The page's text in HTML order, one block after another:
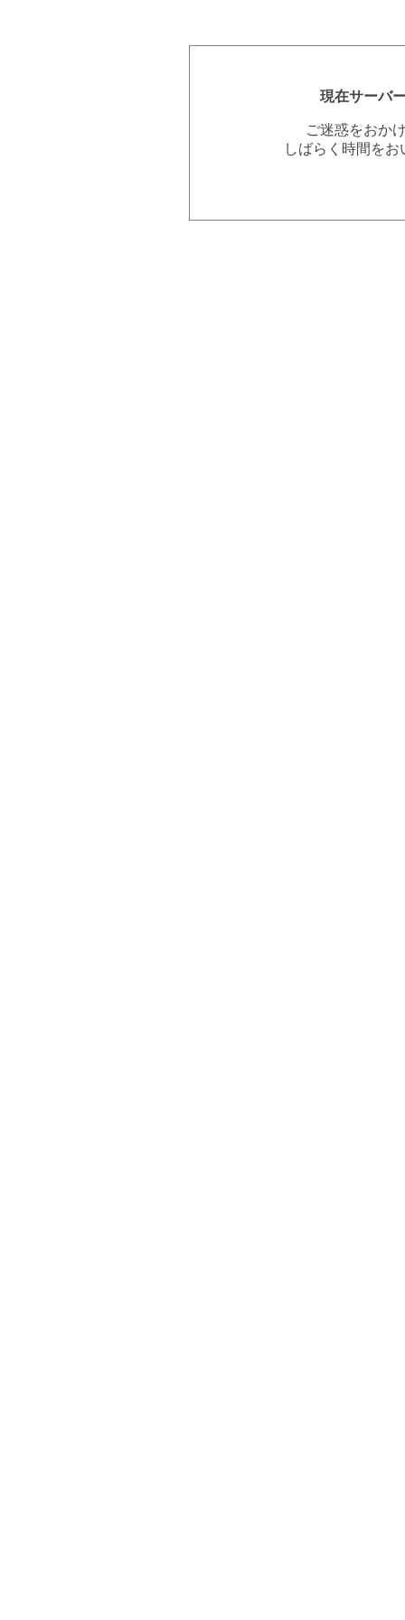
現在サーバ
ご迷惑をおか
しばらく時間を